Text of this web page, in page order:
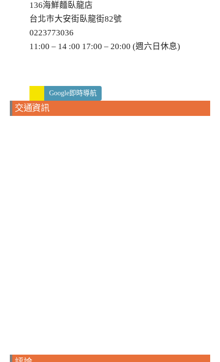
136海鮮麵臥龍店
台北市大安街臥龍街82號
0223773036
11:00 – 14 :00 17:00 – 20:00 (週六日休息)
Google即時導航
交通資訊